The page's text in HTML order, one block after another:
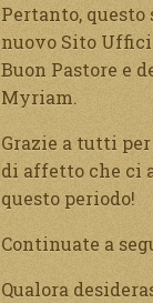
Pertanto,
nuovo Sito
Buon Pastore e
Myriam.
Grazie a tutti
di affetto che ci
questo periodo!
Continuate a
Qualora